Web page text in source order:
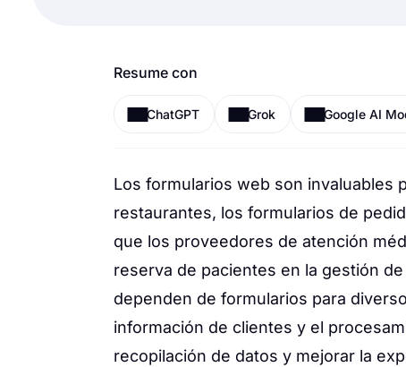
Resume con
ChatGPT Grok Google AI
Los formularios web son invaluables
restaurantes, los formularios de
que los proveedores de atención
reserva de pacientes en la gestión
dependen de formularios para
información de clientes y el
recopilación de datos y mejorar la